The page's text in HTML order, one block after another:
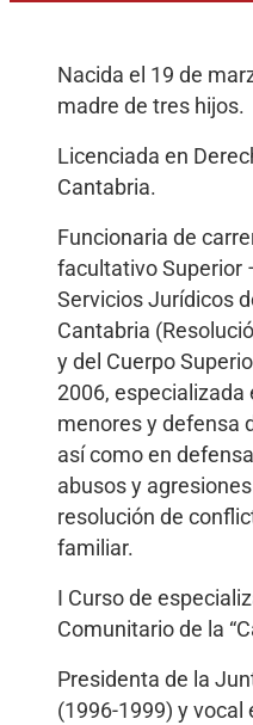
Nacida el 19 de
madre de tres hijos.
Licenciada en
Cantabria.
Funcionaria de
facultativo Superior
Servicios Jurídicos
Cantabria
y del Cuerpo
2006, especializada
menores y defensa
así como en
abusos y
resolución de
familiar.
I Curso de
Comunitario de la
Presidenta de la
(1996-1999) y vocal